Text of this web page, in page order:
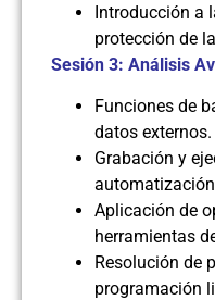
Introducción a
protección de
Sesión 3: Análisis
Funciones de
datos externos.
Grabación y
Aplicación de
herramientas
Resolución de
programación